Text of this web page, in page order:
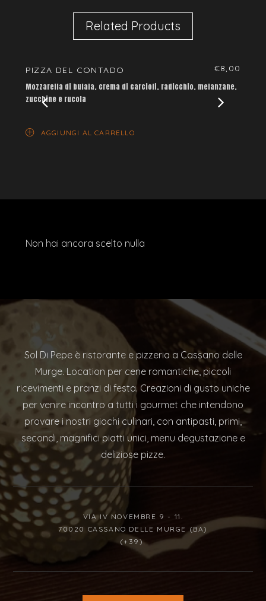
Related Products
PIZZA DEL CONTADO €8,00
Mozzarella di bufala, crema di carciofi, radicchio, melanzane,
zucchine e rucola
AGGIUNGI AL CARRELLO
Non hai ancora scelto nulla
Sol Di Pepe è ristorante e pizzeria a Cassano delle
Murge. Location per cene romantiche, piccoli
ricevimenti e pranzi di festa. Creazioni di gusto uniche
per venire incontro a tutti i gourmet che intendono
provare i nostri giochi culinari, con antipasti, primi,
secondi, magnifici piatti unici, menu degustazione e
deliziose pizze.
VIA IV NOVEMBRE 9 - 11.
70020 CASSANO DELLE MURGE (BA)
(+39)